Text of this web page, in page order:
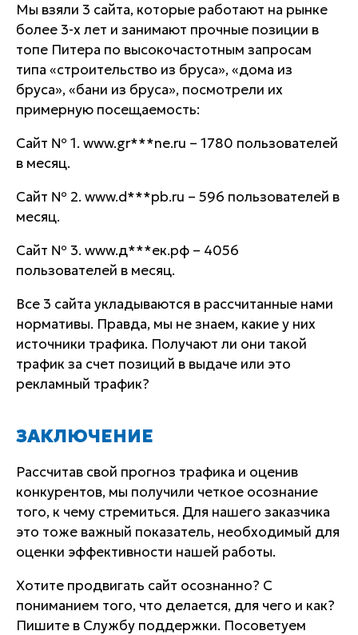
Мы взяли 3 сайта, которые работают на рынке
более 3-х лет и занимают прочные позиции в
топе Питера по высокочастотным запросам
типа «строительство из бруса», «дома из
бруса», «бани из бруса», посмотрели их
примерную посещаемость:
Сайт № 1. www.gr***ne.ru – 1780 пользователей
в месяц.
Сайт № 2. www.d***pb.ru – 596 пользователей в
месяц.
Сайт № 3. www.д***ек.рф – 4056
пользователей в месяц.
Все 3 сайта укладываются в рассчитанные нами
нормативы. Правда, мы не знаем, какие у них
источники трафика. Получают ли они такой
трафик за счет позиций в выдаче или это
рекламный трафик?
ЗАКЛЮЧЕНИЕ
Рассчитав свой прогноз трафика и оценив
конкурентов, мы получили четкое осознание
того, к чему стремиться. Для нашего заказчика
это тоже важный показатель, необходимый для
оценки эффективности нашей работы.
Хотите продвигать сайт осознанно? С
пониманием того, что делается, для чего и как?
Пишите в Службу поддержки. Посоветуем